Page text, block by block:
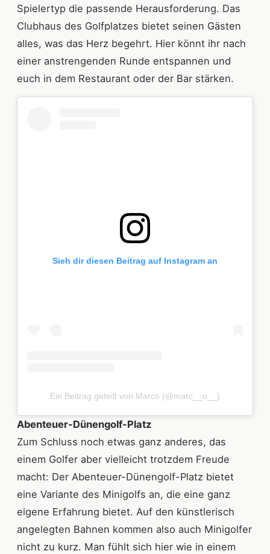
Spielertyp die passende Herausforderung. Das
Clubhaus des Golfplatzes bietet seinen Gästen
alles, was das Herz begehrt. Hier könnt ihr nach
einer anstrengenden Runde entspannen und
euch in dem Restaurant oder der Bar stärken.
Sieh dir diesen Beitrag auf Instagram an
Ein Beitrag geteilt von Marco (@marc__o__)
Abenteuer-Dünengolf-Platz
Zum Schluss noch etwas ganz anderes, das
einem Golfer aber vielleicht trotzdem Freude
macht: Der Abenteuer-Dünengolf-Platz bietet
eine Variante des Minigolfs an, die eine ganz
eigene Erfahrung bietet. Auf den künstlerisch
angelegten Bahnen kommen also auch Minigolfer
nicht zu kurz. Man fühlt sich hier wie in einem